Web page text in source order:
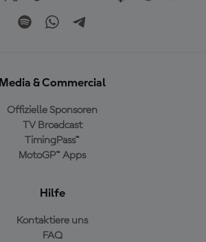
Media & Commercial
Offizielle Sponsoren
TV Broadcast
TimingPass™
MotoGP™ Apps
Hilfe
Kontaktiere uns
FAQ